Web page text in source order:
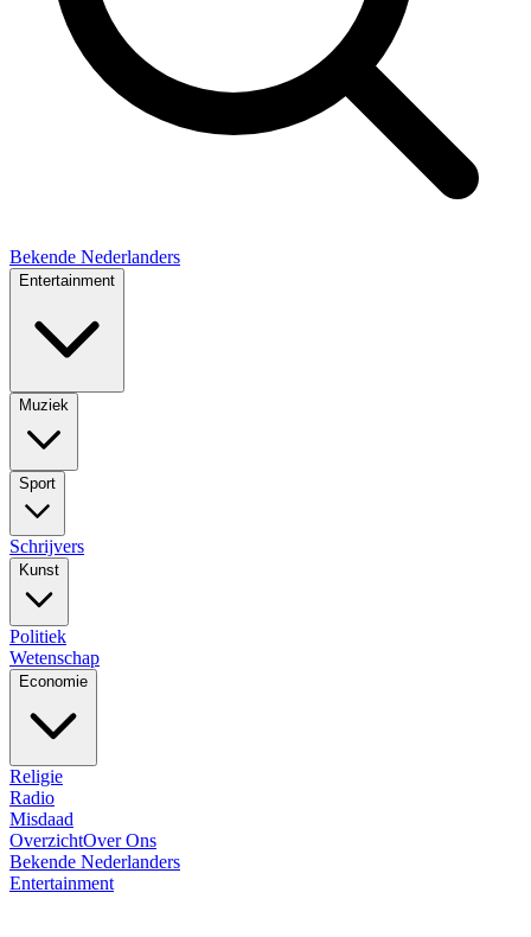
Bekende Nederlanders
Entertainment
Muziek
Sport
Schrijvers
Kunst
Politiek
Wetenschap
Economie
Religie
Radio
Misdaad
OverzichtOver Ons
Bekende Nederlanders
Entertainment